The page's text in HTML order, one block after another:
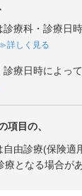
診療科・診療日
詳しく見る
診療日時によっ
項目の、
自由診療(保険適
となる場合が